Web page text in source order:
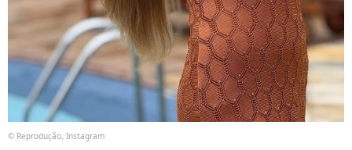
© Reprodução, Instagram